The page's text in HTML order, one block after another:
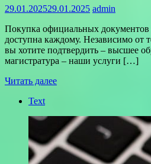
29.01.202529.01.2025 admin
Покупка официальных документов
доступна каждому. Независимо от
вы хотите подтвердить – высшее
магистратура – наши услуги […]
Читать далее
Text